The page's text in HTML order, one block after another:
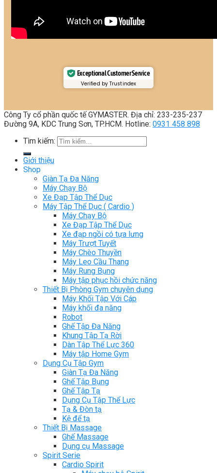
Exceptional Customer Service
Verified by Trustindex
Công Ty cổ phần quốc tế GYMASTER. Địa chỉ: 233-235-237
Đường 9A, KDC Trung Sơn, TP.HCM. Hotline: 0931 458 898
Tìm kiếm:
Giới thiệu
Shop
Giàn Tạ Đa Năng
Máy Chạy Bộ
Xe Đạp Tập Thể Dục
Máy Tập Thể Dục ( Cardio )
Máy Chạy Bộ
Xe Đạp Tập Thể Dục
Xe đạp ngồi có tựa lưng
Máy Trượt Tuyết
Máy Chèo Thuyền
Máy Leo Cầu Thang
Máy Rung Bụng
Máy tập phục hồi chức năng
Thiết Bị Phòng Gym chuyên dụng
Máy Khối Tập Với Cáp
Máy khối đa năng
Robot
Ghế Tập Đa Năng
Khung Tập Tạ Rời
Dàn Tập Thể Lực 360
Máy tập Home Gym
Dụng Cụ Tập Gym
Giàn Tạ Đa Năng
Ghế Tập Bụng
Ghế Tập Tạ
Dụng Cụ Tập Thể Lực
Tạ & Đòn tạ
Kệ để tạ
Thiết Bị Massage
Ghế Massage
Dụng cụ Massage
Spirit Serie
Cardio Spirit